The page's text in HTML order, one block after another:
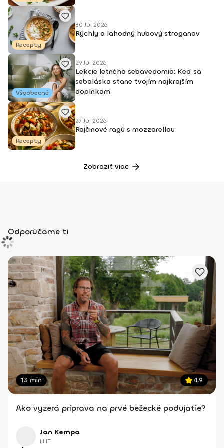
Recepty
30 Júl 2026
Rýchly a lahodný hubový stroganov
Všeobecné
29 Júl 2026
Lekcie letného sebavedomia: Keď sa
sebaláska stane tvojím najkrajším
doplnkom
Recepty
27 Júl 2026
Rajčinové ragú s mozzarellou
Zobraziť viac
Odporúčame ti
13 min 4.9
Ako vyzerá príprava na prvé bežecké podujatie?
Jan Kempa
HIIT